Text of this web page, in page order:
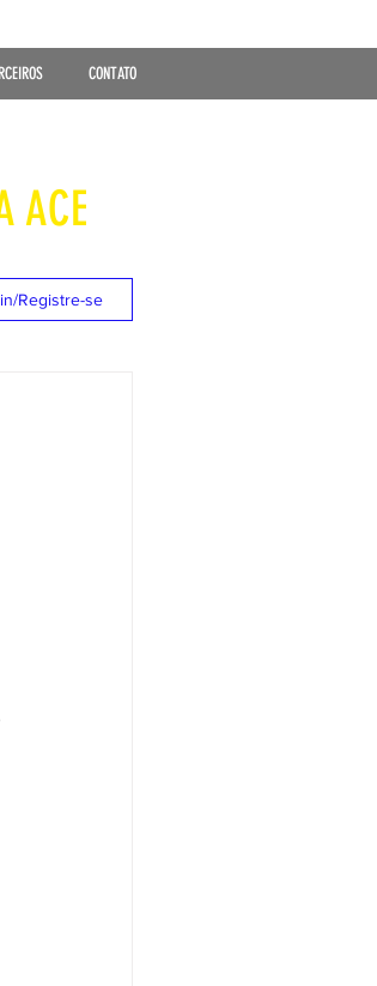
CONTATO
ACE
Registre-se